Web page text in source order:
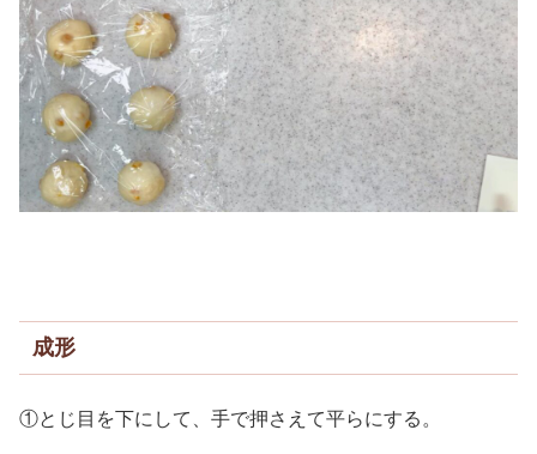
成形
①とじ目を下にして、手で押さえて平らにする。